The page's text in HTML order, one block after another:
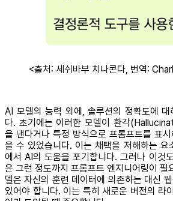
<출처: 세쉬바부 치나콘다, 번역:
AI 모델의 능력 외에, 솔루션의 정확도에 대
다. 초기에는 이러한 모델이 환각
을 낸다거나 특정 방식으로 프롬프트를 표
을 수 있었습니다. 이는 채택을 저해하는 요
에서 AI의 도움을 포기합니다. 그러나 이것
은 그런 정도까지 프롬프트 엔지니어링이 필
델은 자신의 훈련 데이터에 의존하는 대신
있어야 합니다. 이는 특히 새로운 버전의 라